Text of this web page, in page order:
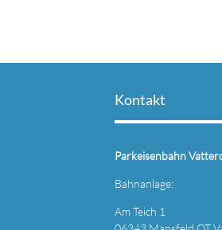
Kontakt
Parkeisenbahn
Bahnanlage:
Am Teich 1